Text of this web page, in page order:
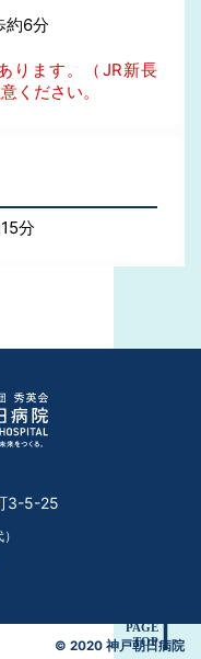
約6分
ります。（JR新長
ください。
分
3-5-25
© 2020 神戸朝日病院